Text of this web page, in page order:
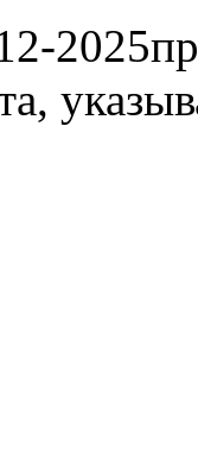
2025